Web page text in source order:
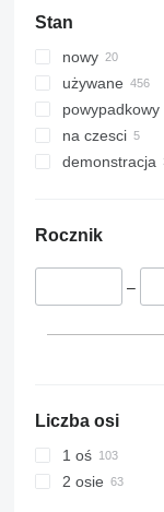
Stan
nowy
używane
powypadkowy
na czesci
demonstracja
Rocznik
–
Liczba osi
1 oś
2 osie